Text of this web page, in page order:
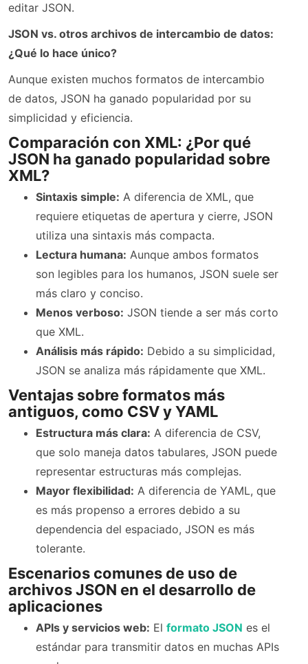
editar JSON.
JSON vs. otros archivos de intercambio de datos:
¿Qué lo hace único?
Aunque existen muchos formatos de intercambio
de datos, JSON ha ganado popularidad por su
simplicidad y eficiencia.
Comparación con XML: ¿Por qué
JSON ha ganado popularidad sobre
XML?
Sintaxis simple: A diferencia de XML, que
requiere etiquetas de apertura y cierre, JSON
utiliza una sintaxis más compacta.
Lectura humana: Aunque ambos formatos
son legibles para los humanos, JSON suele ser
más claro y conciso.
Menos verboso: JSON tiende a ser más corto
que XML.
Análisis más rápido: Debido a su simplicidad,
JSON se analiza más rápidamente que XML.
Ventajas sobre formatos más
antiguos, como CSV y YAML
Estructura más clara: A diferencia de CSV,
que solo maneja datos tabulares, JSON puede
representar estructuras más complejas.
Mayor flexibilidad: A diferencia de YAML, que
es más propenso a errores debido a su
dependencia del espaciado, JSON es más
tolerante.
Escenarios comunes de uso de
archivos JSON en el desarrollo de
aplicaciones
APIs y servicios web: El formato JSON es el
estándar para transmitir datos en muchas APIs